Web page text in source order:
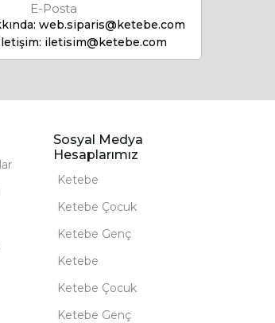
E-Posta
web.siparis@ketebe.com
iletisim@ketebe.com
Sosyal Medya
Hesaplarımız
Ketebe
Ketebe Çocuk
Ketebe Genç
Ketebe
Ketebe Çocuk
Ketebe Genç